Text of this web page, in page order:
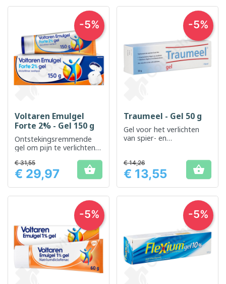
Voltaren Emulgel
Forte 2% - Gel 150 g
Ontstekingsremmende
gel om pijn te verlichten
spieren en gewrichten te
verminderen
Prijs
€ 31,55
€ 29,97 
-5%
Traumeel - Gel 50 g
Gel voor het verlichten
van spier- en
Prijs
€ 14,26
€ 13,55 
-5%
-5% -5%